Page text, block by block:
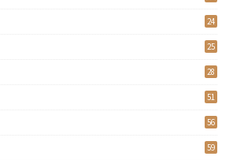
24
25
28
51
56
59